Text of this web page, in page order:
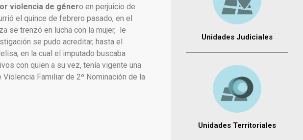
violencia de género en perjuicio de
el quince de febrero pasado, en el
se trenzó en lucha con la mujer, le
se pudo acreditar, hasta el
en la cual el imputado buscaba
con quien a su vez, tenía vigente una
Familiar de 2º Nominación de la
Unidades Judiciales
Unidades Territoriales